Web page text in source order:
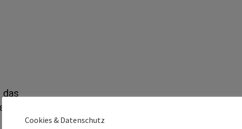
das
Kapazität
Cookies & Datenschutz